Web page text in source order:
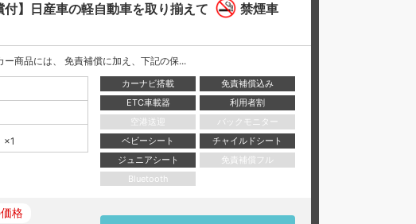
】日産車の軽自動車を取り揃えて
禁煙車
商品には、 免責補償に加え、下記の保...
×1
カーナビ搭載
免責補償込み
ETC車載器
利用者割
空港送迎
バックモニター
ベビーシート
チャイルドシート
ジュニアシート
免責補償フル
Bluetooth
格